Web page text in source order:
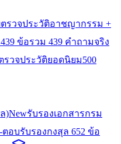
รวจประวัติอาชญากรรม +
ข้อรวม 439 คำถามจริง
รวจประวัติยอดนิยม500
)Newรับรองเอกสารกรม
ตอบรับรองกงสุล 652 ข้อ